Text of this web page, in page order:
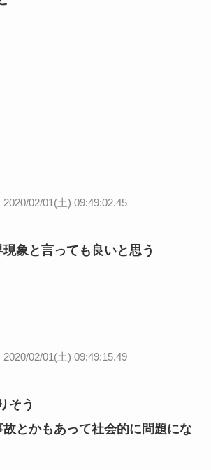
2020/02/01(土) 09:49:02.45
象と言っても良いと思う
2020/02/01(土) 09:49:15.49
そう
とかもあって社会的に問題にな